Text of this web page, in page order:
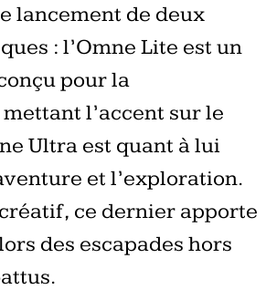
lancement de deux
: l’Omne Lite est un
pour la
l’accent sur le
Ultra est quant à lui
et l’exploration.
ce dernier apporte
des escapades hors